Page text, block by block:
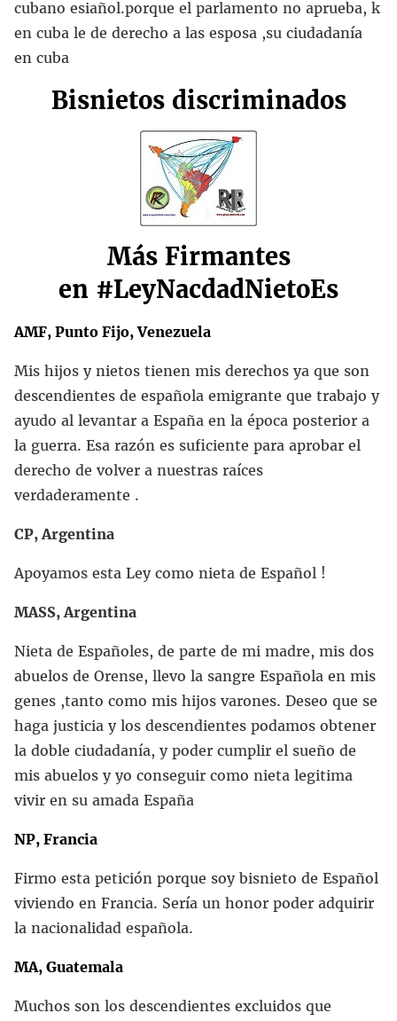
cubano esiañol.porque el parlamento no aprueba, k
en cuba le de derecho a las esposa ,su ciudadanía
en cuba
Bisnietos discriminados
Más Firmantes
en #LeyNacdadNietoEs
AMF, Punto Fijo, Venezuela
Mis hijos y nietos tienen mis derechos ya que son
descendientes de española emigrante que trabajo y
ayudo al levantar a España en la época posterior a
la guerra. Esa razón es suficiente para aprobar el
derecho de volver a nuestras raíces
verdaderamente .
CP, Argentina
Apoyamos esta Ley como nieta de Español !
MASS, Argentina
Nieta de Españoles, de parte de mi madre, mis dos
abuelos de Orense, llevo la sangre Española en mis
genes ,tanto como mis hijos varones. Deseo que se
haga justicia y los descendientes podamos obtener
la doble ciudadanía, y poder cumplir el sueño de
mis abuelos y yo conseguir como nieta legitima
vivir en su amada España
NP, Francia
Firmo esta petición porque soy bisnieto de Español
viviendo en Francia. Sería un honor poder adquirir
la nacionalidad española.
MA, Guatemala
Muchos son los descendientes excluidos que